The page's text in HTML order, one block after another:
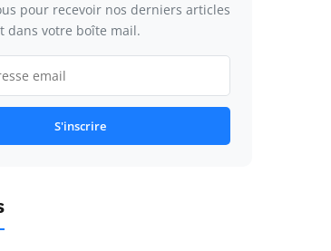
pour recevoir nos derniers articles
dans votre boîte mail.
S'inscrire